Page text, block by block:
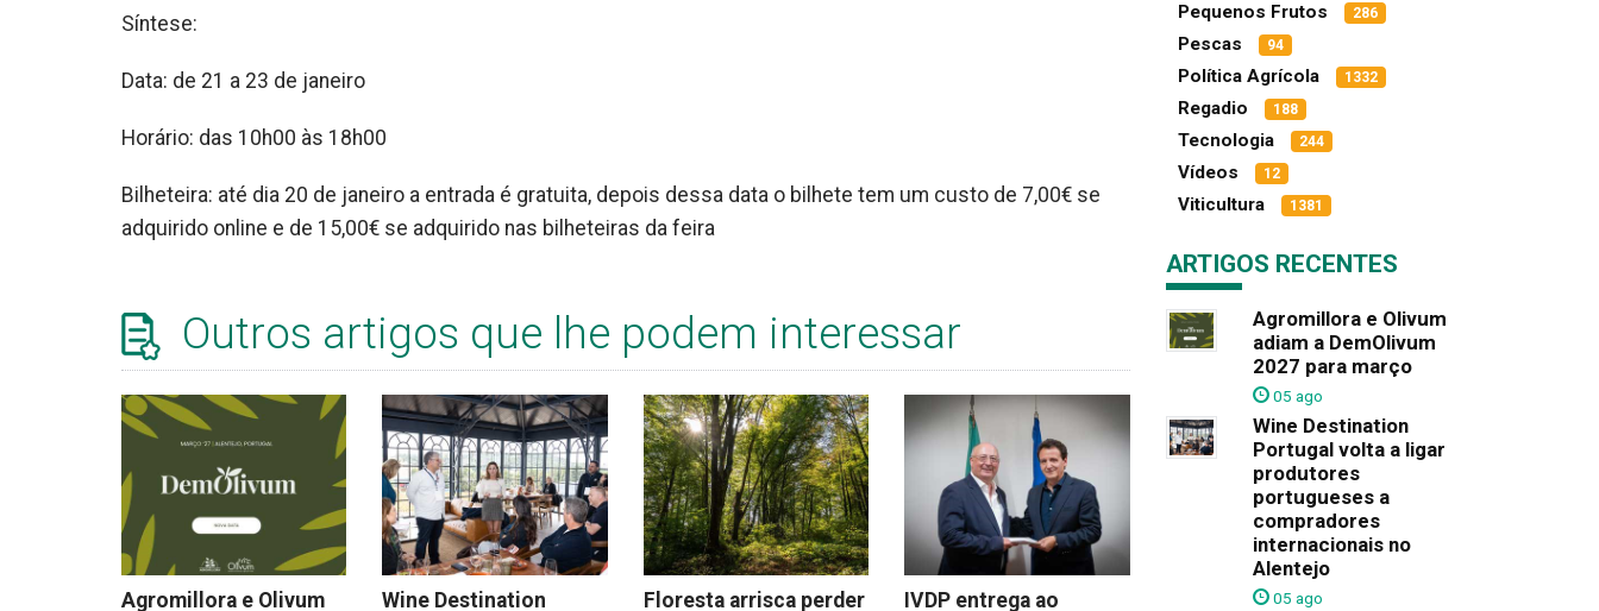
Síntese:
Data: de 21 a 23 de janeiro
Horário: das 10h00 às 18h00
Bilheteira: até dia 20 de janeiro a entrada é gratuita, depois dessa data o bilhete tem um custo de 7,00€ se
adquirido online e de 15,00€ se adquirido nas bilheteiras da feira
Outros artigos que lhe podem interessar
Agromillora e Olivum
Wine Destination
Floresta arrisca perder
IVDP entrega ao
Pequenos Frutos 286
Pescas 94
Política Agrícola 1332
Regadio 188
Tecnologia 244
Vídeos 12
Viticultura 1381
ARTIGOS RECENTES
Agromillora e Olivum
adiam a DemOlivum
2027 para março
05 ago
Wine Destination
Portugal volta a ligar
produtores
portugueses a
compradores
internacionais no
Alentejo
05 ago